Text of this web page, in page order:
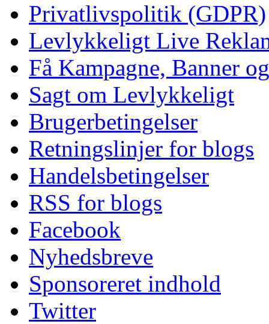
Privatlivspolitik (GDPR)
Levlykkeligt Live
Få Kampagne, Banner
Sagt om Levlykkeligt
Brugerbetingelser
Retningslinjer for blogs
Handelsbetingelser
RSS for blogs
Facebook
Nyhedsbreve
Sponsoreret indhold
Twitter